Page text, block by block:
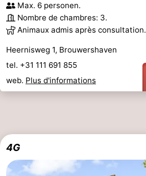
Max. 6 personen.
Nombre de chambres: 3.
Animaux admis après consultation.
Heernisweg 1, Brouwershaven
tel. +31 111 691 855
web. Plus d'informations
4G